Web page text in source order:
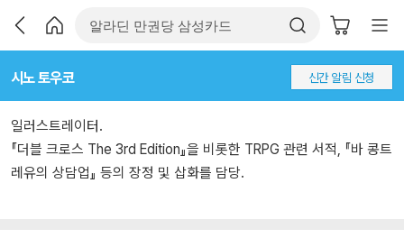
시노 토우코 신간 알림 신청
일러스트레이터.
『더블 크로스 The 3rd Edition』을 비롯한 TRPG 관련 서적, 『바 콩트
레유의 상담업』 등의 장정 및 삽화를 담당.